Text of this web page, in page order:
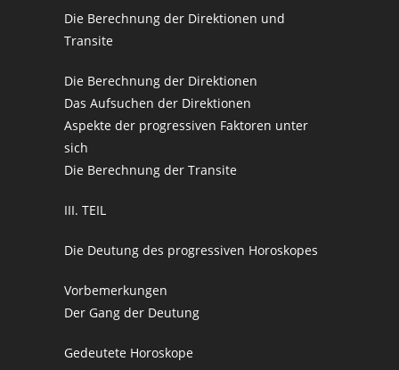
Die Berechnung der Direktionen und
Transite
Die Berechnung der Direktionen
Das Aufsuchen der Direktionen
Aspekte der progressiven Faktoren unter
sich
Die Berechnung der Transite
III. TEIL
Die Deutung des progressiven Horoskopes
Vorbemerkungen
Der Gang der Deutung
Gedeutete Horoskope